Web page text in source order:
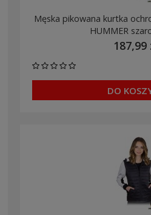
Męska pikowana kurtka
HUMMER
187,99
DO